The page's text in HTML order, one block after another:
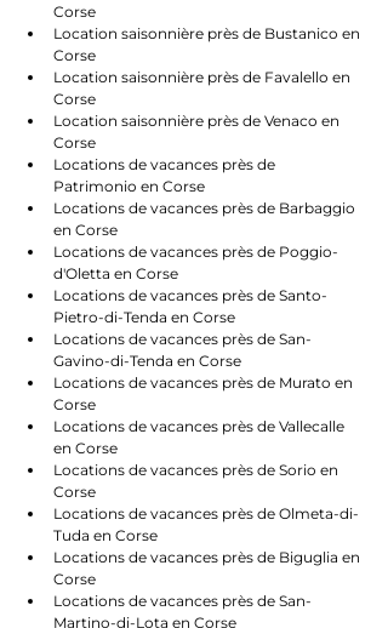
Corse
Location saisonnière près de Bustanico en
Corse
Location saisonnière près de Favalello en
Corse
Location saisonnière près de Venaco en
Corse
Locations de vacances près de
Patrimonio en Corse
Locations de vacances près de Barbaggio
en Corse
Locations de vacances près de Poggio-
d'Oletta en Corse
Locations de vacances près de Santo-
Pietro-di-Tenda en Corse
Locations de vacances près de San-
Gavino-di-Tenda en Corse
Locations de vacances près de Murato en
Corse
Locations de vacances près de Vallecalle
en Corse
Locations de vacances près de Sorio en
Corse
Locations de vacances près de Olmeta-di-
Tuda en Corse
Locations de vacances près de Biguglia en
Corse
Locations de vacances près de San-
Martino-di-Lota en Corse